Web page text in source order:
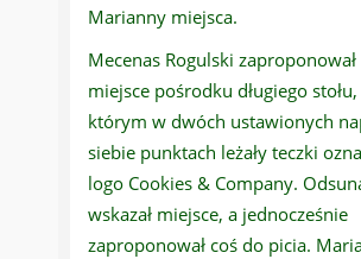
Marianny miejsca.
Mecenas Rogulski
miejsce pośrodku długiego
którym w dwóch ustawionych
siebie punktach leżały teczki
logo Cookies & Company.
wskazał miejsce, a jednocześnie
zaproponował coś do picia.